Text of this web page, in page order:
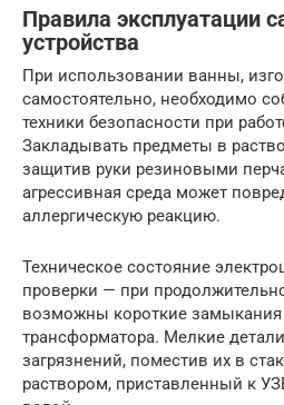
Правила эксплуатации
устройства
При использовании ванны,
самостоятельно, необходимо
техники безопасности при
Закладывать предметы в
защитив руки резиновыми
агрессивная среда может
аллергическую реакцию.
Техническое состояние
проверки — при
возможны короткие замыкания
трансформатора. Мелкие
загрязнений, поместив их в
раствором, приставленный к